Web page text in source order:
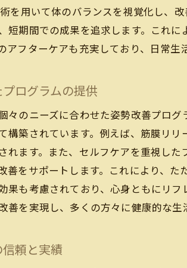
癒しの空
マインド
心身のリ
デスクワーク
オフィス
疲労回復
デスクワ
を用いて体のバランスを視覚化し、
短期間での成果を追求します。これ
アフターケアも充実しており、日常
ログラムの提供
々のニーズに合わせた姿勢改善プロ
構築されています。例えば、筋膜リ
れます。また、セルフケアを重視し
善をサポートします。これにより、
果も考慮されており、心身ともにリ
善を実現し、多くの方々に健康的な生
頼と実績